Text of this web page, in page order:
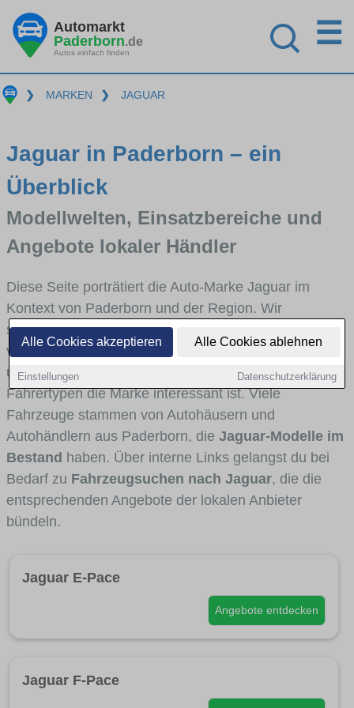
Alle Cookies akzeptieren Alle Cookies ablehnen
Einstellungen Datenschutzerklärung
Automarkt
Paderborn.de
Autos einfach finden
☰
❯ MARKEN ❯ JAGUAR
Jaguar in Paderborn – ein
Überblick
Modellwelten, Einsatzbereiche und
Angebote lokaler Händler
Diese Seite porträtiert die Auto-Marke Jaguar im
Kontext von Paderborn und der Region. Wir
skizzieren, in welchen Fahrzeugklassen Jaguar stark
vertreten ist, welche Modellreihen häufig im Stadt-
und Umlandverkehr zu sehen sind und für welche
Fahrertypen die Marke interessant ist. Viele
Fahrzeuge stammen von Autohäusern und
Autohändlern aus Paderborn, die Jaguar-Modelle im
Bestand haben. Über interne Links gelangst du bei
Bedarf zu Fahrzeugsuchen nach Jaguar, die die
entsprechenden Angebote der lokalen Anbieter
bündeln.
Jaguar E-Pace
Angebote entdecken
Jaguar F-Pace